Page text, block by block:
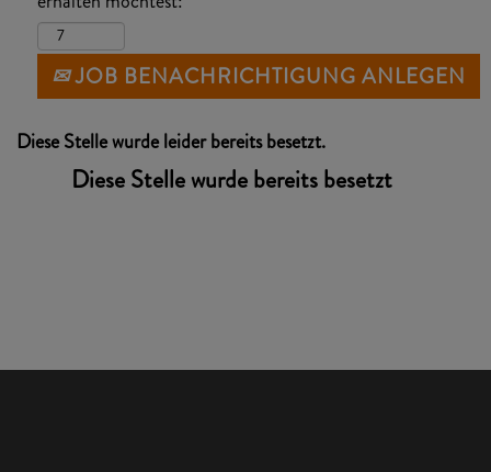
JOB BENACHRICHTIGUNG ANLEGEN
Diese Stelle wurde leider bereits besetzt.
Diese Stelle wurde bereits besetzt